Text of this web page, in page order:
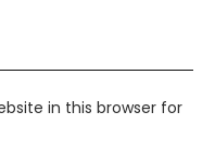
in this browser for